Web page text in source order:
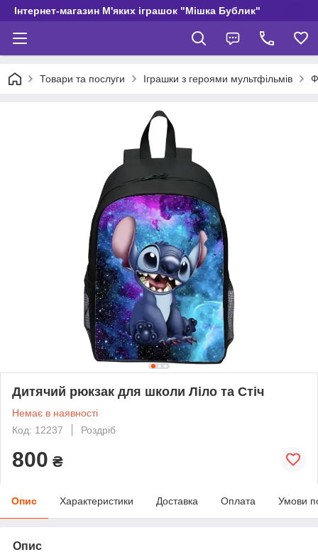
Інтернет-магазин М'яких іграшок "Мішка Бублик"
Товари та послуги Іграшки з героями мультфільмів
Дитячий рюкзак для школи Ліло та Стіч
Немає в наявності
Код: 12237
Роздріб
800 ₴
Опис Характеристики Доставка Оплата Умови
Опис